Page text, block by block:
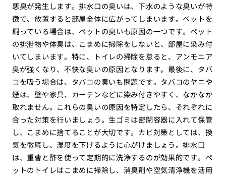
悪臭が発生します。排水口の臭いは、下水のような臭いが特
徴で、放置すると部屋全体に広がってしまいます。ペットを
飼っている場合は、ペットの臭いも原因の一つです。ペット
の排泄物や体臭は、こまめに掃除をしないと、部屋に染み付
いてしまいます。特に、トイレの掃除を怠ると、アンモニア
臭が強くなり、不快な臭いの原因となります。最後に、タバ
コを吸う場合は、タバコの臭いも問題です。タバコのヤニや
煙は、壁や家具、カーテンなどに染み付きやすく、なかなか
取れません。これらの臭いの原因を特定したら、それぞれに
合った対策を行いましょう。生ゴミは密閉容器に入れて保管
し、こまめに捨てることが大切です。カビ対策としては、換
気を徹底し、湿度を下げるように心がけましょう。排水口
は、重曹と酢を使って定期的に洗浄するのが効果的です。ペ
ットのトイレはこまめに掃除し、消臭剤や空気清浄機を活用